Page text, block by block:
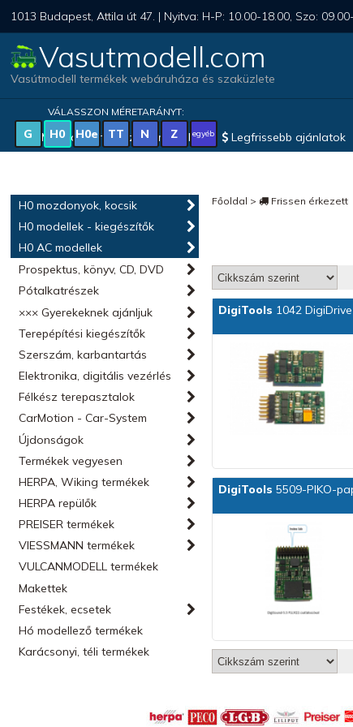
1013 Budapest, Attila út 47. | Nyitva: H-P: 10.00-18.00, Szo:
Vasutmodell.com
Vasútmodell termékek webáruháza és szaküzlete
VÁLASSZON MÉRETARÁNYT:
G H0 H0e TT N Z egyéb
Magyar vonatkozású modellek
Legfrissebb ajánlatok
H0 mozdonyok, kocsik
H0 modellek - kiegészítők
H0 AC modellek
Prospektus, könyv, CD, DVD
Pótalkatrészek
××× Gyerekeknek ajánljuk
Terepépítési kiegészítők
Szerszám, karbantartás
Elektronika, digitális vezérlés
Félkész terepasztalok
CarMotion - Car-System
Újdonságok
Termékek vegyesen
HERPA, Wiking termékek
HERPA repülők
PREISER termékek
VIESSMANN termékek
VULCANMODELL termékek
Makettek
Festékek, ecsetek
Hó modellező termékek
Karácsonyi, téli termékek
Főoldal > Frissen érkezett
DigiTools 1042
DigiTools 5509-PIKO-